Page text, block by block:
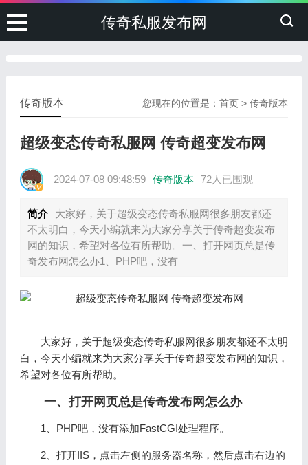
传奇私服发布网
您现在的位置是：首页 >传奇版本
传奇版本
超级变态传奇私服网 传奇超变发布网
2024-07-08 09:48:59 传奇版本 72人已围观
简介
大家好，关于超级变态传奇私服网很多朋友都还
不太明白，今天小编就来为大家分享关于传奇超变发布
网的知识，希望对各位有所帮助。一、打开网页总是传
奇发布网怎么办1、PHP吧，没有
大家好，关于超级变态传奇私服网很多朋友都还不太明
白，今天小编就来为大家分享关于传奇超变发布网的知识，
希望对各位有所帮助。
一、打开网页总是传奇发布网怎么办
1、PHP吧，没有添加FastCGI处理程序。
2、打开IIS，点击左侧的服务器名称，然后点击右边的